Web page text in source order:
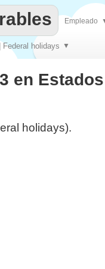
| Federal holidays ▼
Empleado
en
holidays).